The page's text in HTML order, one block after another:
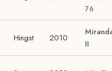
76
Hingst 2010
II